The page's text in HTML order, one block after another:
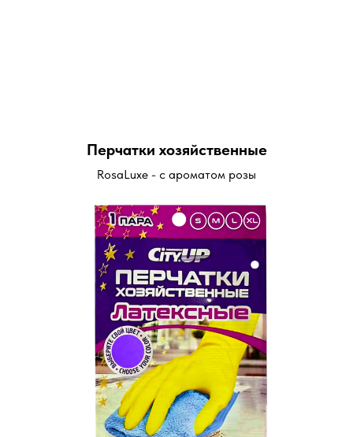
Перчатки хозяйственные
RosaLuxe - с ароматом розы